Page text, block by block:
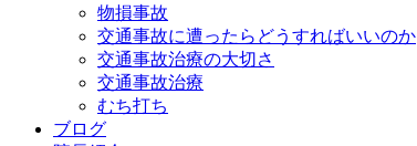
物損事故
交通事故に遭ったらどうすればいいのか
交通事故治療の大切さ
交通事故治療
むち打ち
ブログ